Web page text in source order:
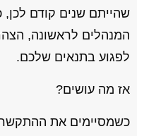
שהייתם שנים קודם
המנהלים לראשונה,
לפגוע בתנאים שלכם.
אז מה עושים?
כשמסיימים את